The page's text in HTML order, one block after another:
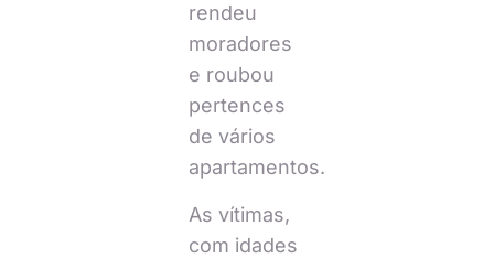
rendeu
moradores
e roubou
pertences
de vários
apartamentos.
As vítimas,
com idades